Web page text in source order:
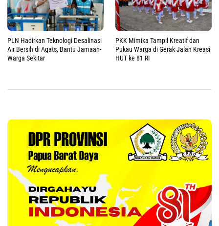
PLN Hadirkan Teknologi Desalinasi
Air Bersih di Agats, Bantu Jamaah-
Warga Sekitar
PKK Mimika Tampil Kreatif dan
Pukau Warga di Gerak Jalan Kreasi
HUT ke 81 RI